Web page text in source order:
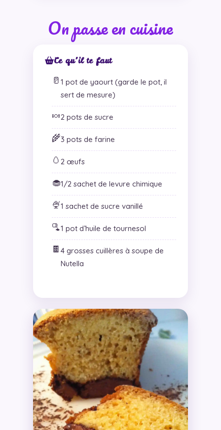
On passe en cuisine
Ce qu’il te faut
🥛 1 pot de yaourt (garde le pot, il
sert de mesure)
🍬2 pots de sucre
🌾3 pots de farine
🥚 2 œufs
🧁1/2 sachet de levure chimique
🍨1 sachet de sucre vanillé
🫗1 pot d’huile de tournesol
🍫 4 grosses cuillères à soupe de
Nutella